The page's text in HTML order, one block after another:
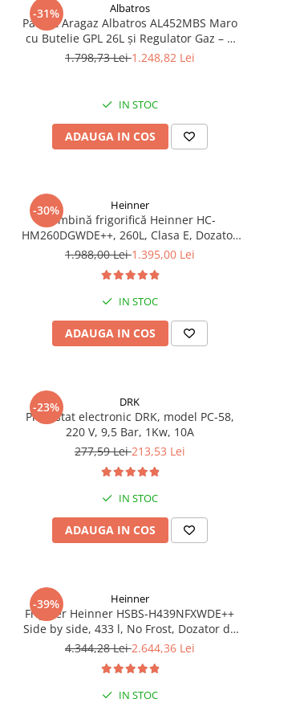
-31% Albatros
Pachet Aragaz Albatros AL452MBS Maro
cu Butelie GPL 26L și Regulator Gaz – 4
Arzătoare pe Gaz, Cuptor pe Gaz,
1.798,73 Lei1.248,82 Lei
IN STOC
ADAUGA IN COS
-30% Heinner
Combină frigorifică Heinner HC-
HM260DGWDE++, 260L, Clasa E, Dozator
Apă, Control Electronic, LED, 180 cm, Gri
1.988,00 Lei1.395,00 Lei
IN STOC
ADAUGA IN COS
-23% DRK
Presostat electronic DRK, model PC-58,
220 V, 9,5 Bar, 1Kw, 10A
277,59 Lei213,53 Lei
IN STOC
ADAUGA IN COS
-39% Heinner
Frigider Heinner HSBS-H439NFXWDE++
Side by side, 433 l, No Frost, Dozator de
apa, Functie smart, Functie congelare si
4.344,28 Lei2.644,36 Lei
IN STOC